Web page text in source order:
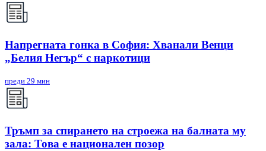
Напрегната гонка в София: Хванали Венци
„Белия Негър“ с наркотици
преди 29 мин
Тръмп за спирането на строежа на балната му
зала: Това е национален позор